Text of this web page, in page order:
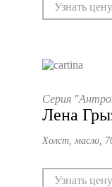
Узнать цену
Серия
Лена
Холст, масло,
Узнать цену